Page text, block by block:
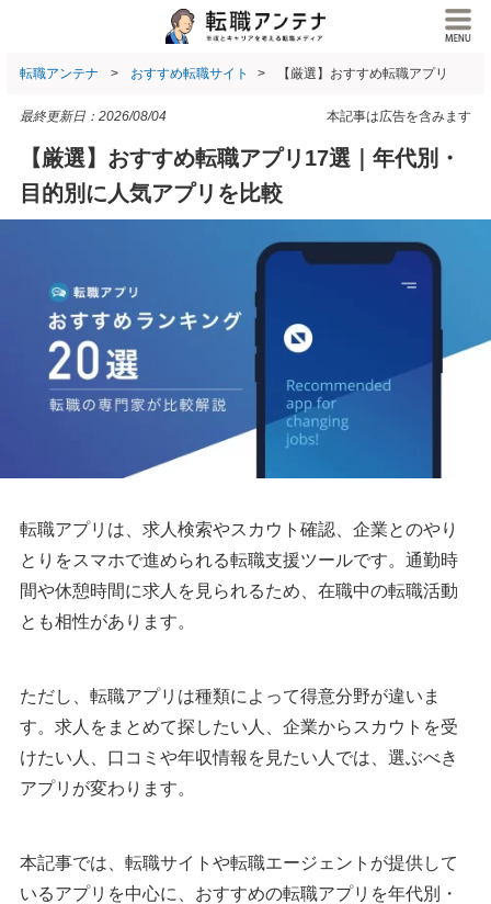
転職アンテナ おすすめ転職サイト 【厳選】おすすめ転職アプリ
本記事は広告を含みます
最終更新日： 2026/08/04
【厳選】おすすめ転職アプリ17選｜年代別・
目的別に人気アプリを比較
転職アプリは、求人検索やスカウト確認、企業とのやり
とりをスマホで進められる転職支援ツールです。通勤時
間や休憩時間に求人を見られるため、在職中の転職活動
とも相性があります。
ただし、転職アプリは種類によって得意分野が違いま
す。求人をまとめて探したい人、企業からスカウトを受
けたい人、口コミや年収情報を見たい人では、選ぶべき
アプリが変わります。
本記事では、転職サイトや転職エージェントが提供して
いるアプリを中心に、おすすめの転職アプリを年代別・